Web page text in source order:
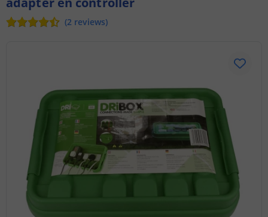
(2 reviews)